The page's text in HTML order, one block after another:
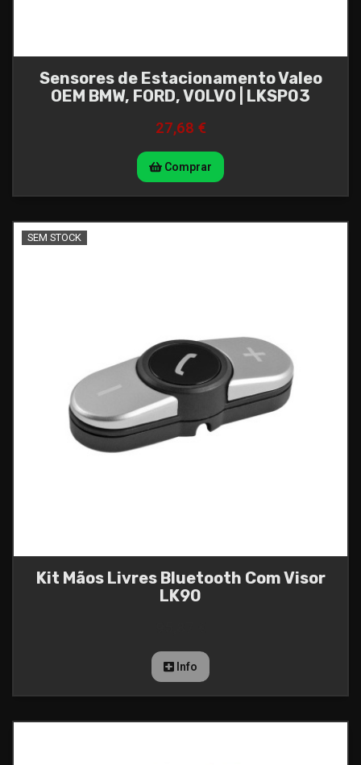
Sensores de Estacionamento Valeo
OEM BMW, FORD, VOLVO | LKSP03
27,68 €
Comprar
SEM STOCK
Kit Mãos Livres Bluetooth Com Visor
LK90
Info